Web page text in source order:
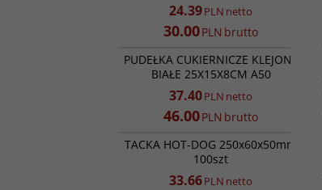
24.39PLN netto
30.00PLN brutto
PROMOCJA
PUDEŁKA CUKIERNICZE KLEJONE
BIAŁE 25X15X8CM A50
37.40PLN netto
46.00PLN brutto
PROMOCJA
TACKA HOT-DOG 250x60x50mm
100szt
33.66PLN netto